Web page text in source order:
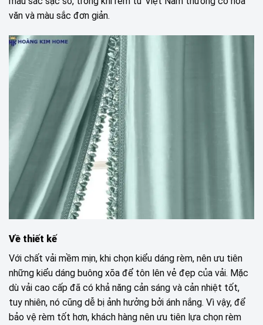
văn và màu sắc đơn giản.
Về thiết kế
Với chất vải mềm mịn, khi chọn kiểu dáng rèm, nên ưu tiên
những kiểu dáng buông xõa để tôn lên vẻ đẹp của vải. Mặc
dù vải cao cấp đã có khả năng cản sáng và cản nhiệt tốt,
tuy nhiên, nó cũng dễ bị ảnh hưởng bởi ánh nắng. Vì vậy, để
bảo vệ rèm tốt hơn, khách hàng nên ưu tiên lựa chọn rèm